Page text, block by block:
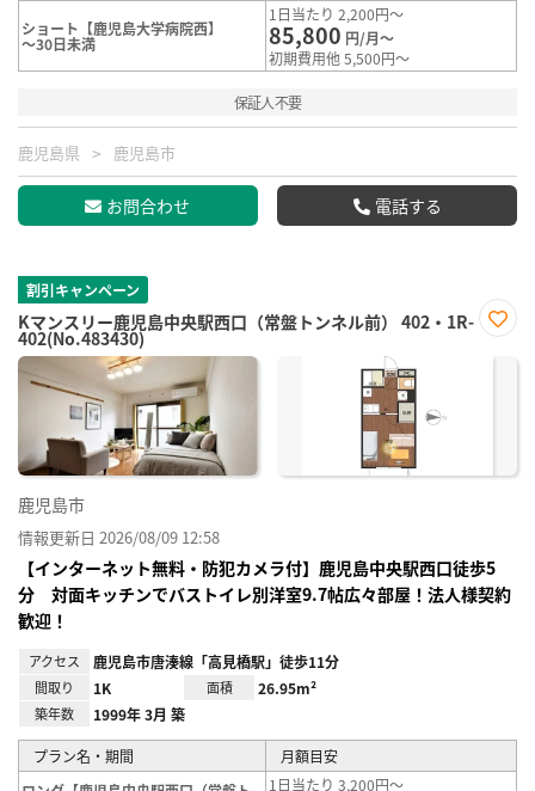
ショート【鹿児島大学病院西】
～30日未満
1日当たり 2,200円～
85,800 円/月～
初期費用他 5,500円～
保証人不要
鹿児島県 鹿児島市
お問合わせ 電話する
割引キャンペーン
Kマンスリー鹿児島中央駅西口（常盤トンネル前） 402・1R-
402(No.483430)
に入
鹿児島市
情報更新日 2026/08/09 12:58
【インターネット無料・防犯カメラ付】鹿児島中央駅西口徒歩5
分 対面キッチンでバストイレ別洋室9.7帖広々部屋！法人様契約
歓迎！
アクセス 鹿児島市唐湊線「高見橋駅」徒歩11分
間取り 1K 面積 26.95m²
築年数 1999年 3月 築
プラン名・期間
月額目安
1日当たり 3,200円～